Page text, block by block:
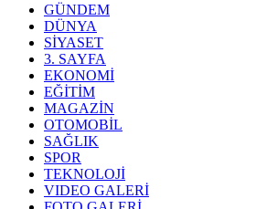
GÜNDEM
DÜNYA
SİYASET
3. SAYFA
EKONOMİ
EĞİTİM
MAGAZİN
OTOMOBİL
SAĞLIK
SPOR
TEKNOLOJİ
VIDEO GALERİ